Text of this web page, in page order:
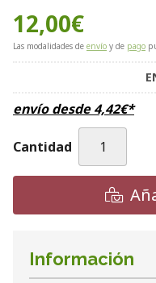
12,00€
Las modalidades de envío y de pago
envío desde4,42€*
Cantidad
Información